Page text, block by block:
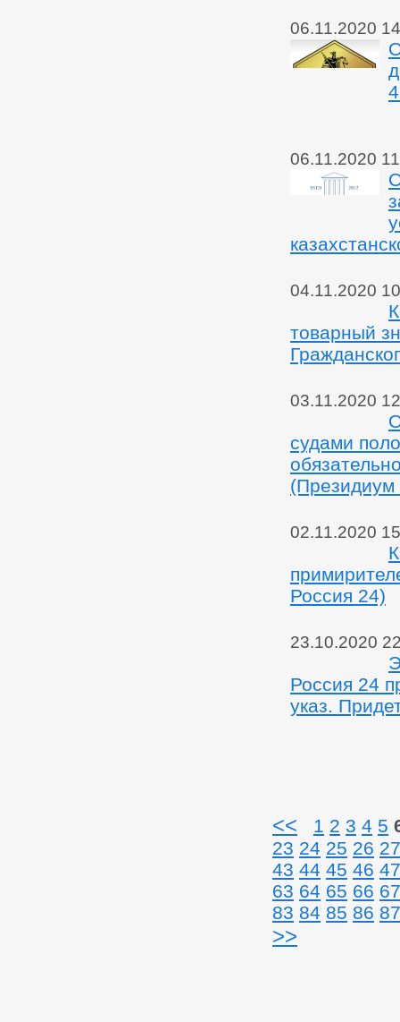
06.11.2020
06.11.2020
04.11.2020
товарный
03.11.2020
судами
02.11.2020
Россия 24)
23.10.2020
Россия 24
указ.
<< 1 2 3 4 5
23 24 25 26 27
43 44 45 46 47
63 64 65 66 67
83 84 85 86 87
>>